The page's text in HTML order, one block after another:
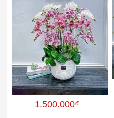
1.500.000₫